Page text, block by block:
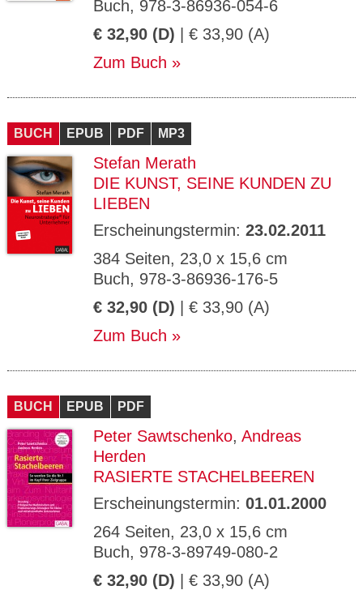
Buch, 978-3-86936-054-6
€ 32,90 (D) | € 33,90 (A)
Zum Buch
BUCH EPUB PDF MP3
Stefan Merath
DIE KUNST, SEINE KUNDEN ZU
LIEBEN
Erscheinungstermin: 23.02.2011
384 Seiten, 23,0 x 15,6 cm
Buch, 978-3-86936-176-5
€ 32,90 (D) | € 33,90 (A)
Zum Buch
BUCH EPUB PDF
Peter Sawtschenko, Andreas
Herden
RASIERTE STACHELBEEREN
Erscheinungstermin: 01.01.2000
264 Seiten, 23,0 x 15,6 cm
Buch, 978-3-89749-080-2
€ 32,90 (D) | € 33,90 (A)